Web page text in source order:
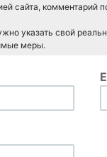
сайта, комментарий
указать свой
меры.